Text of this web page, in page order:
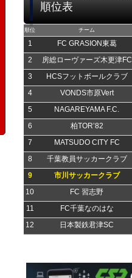
順位表
順位 チーム
1 FC GRASION東葛
2 房総ローヴァーズ木更津FC
3 HCSフットボールクラブ
4 VONDS市原Vert
5 NAGAREYAMA F.C.
6 柏TOR’82
7 MATSUDO CITY FC
8 千葉教員サッカークラブ
9 市川サッカークラブ
10 FC 習志野
11 FC千葉なのはな
12 日本製鉄君津SC